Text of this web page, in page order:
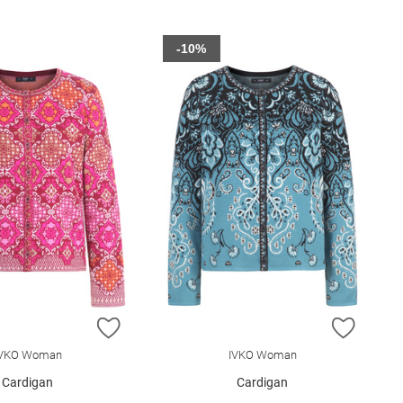
HINZUFÜGEN
Woman
Cardigan
ZUR
IVKO Woman
Cardigan
-10%